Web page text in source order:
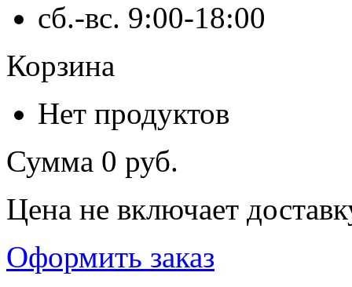
сб.-вс. 9:00-18:00
Корзина
Нет продуктов
Сумма 0 руб.
Цена не включает
Оформить заказ